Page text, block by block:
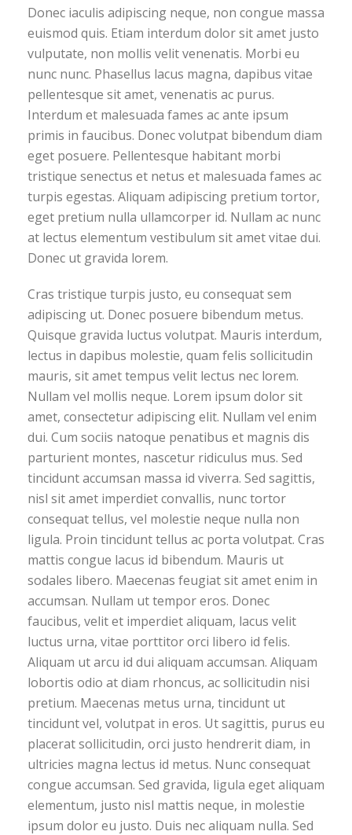
Donec iaculis adipiscing neque, non congue massa
euismod quis. Etiam interdum dolor sit amet justo
vulputate, non mollis velit venenatis. Morbi eu
nunc nunc. Phasellus lacus magna, dapibus vitae
pellentesque sit amet, venenatis ac purus.
Interdum et malesuada fames ac ante ipsum
primis in faucibus. Donec volutpat bibendum diam
eget posuere. Pellentesque habitant morbi
tristique senectus et netus et malesuada fames ac
turpis egestas. Aliquam adipiscing pretium tortor,
eget pretium nulla ullamcorper id. Nullam ac nunc
at lectus elementum vestibulum sit amet vitae dui.
Donec ut gravida lorem.
Cras tristique turpis justo, eu consequat sem
adipiscing ut. Donec posuere bibendum metus.
Quisque gravida luctus volutpat. Mauris interdum,
lectus in dapibus molestie, quam felis sollicitudin
mauris, sit amet tempus velit lectus nec lorem.
Nullam vel mollis neque. Lorem ipsum dolor sit
amet, consectetur adipiscing elit. Nullam vel enim
dui. Cum sociis natoque penatibus et magnis dis
parturient montes, nascetur ridiculus mus. Sed
tincidunt accumsan massa id viverra. Sed sagittis,
nisl sit amet imperdiet convallis, nunc tortor
consequat tellus, vel molestie neque nulla non
ligula. Proin tincidunt tellus ac porta volutpat. Cras
mattis congue lacus id bibendum. Mauris ut
sodales libero. Maecenas feugiat sit amet enim in
accumsan. Nullam ut tempor eros. Donec
faucibus, velit et imperdiet aliquam, lacus velit
luctus urna, vitae porttitor orci libero id felis.
Aliquam ut arcu id dui aliquam accumsan. Aliquam
lobortis odio at diam rhoncus, ac sollicitudin nisi
pretium. Maecenas metus urna, tincidunt ut
tincidunt vel, volutpat in eros. Ut sagittis, purus eu
placerat sollicitudin, orci justo hendrerit diam, in
ultricies magna lectus id metus. Nunc consequat
congue accumsan. Sed gravida, ligula eget aliquam
elementum, justo nisl mattis neque, in molestie
ipsum dolor eu justo. Duis nec aliquam nulla. Sed